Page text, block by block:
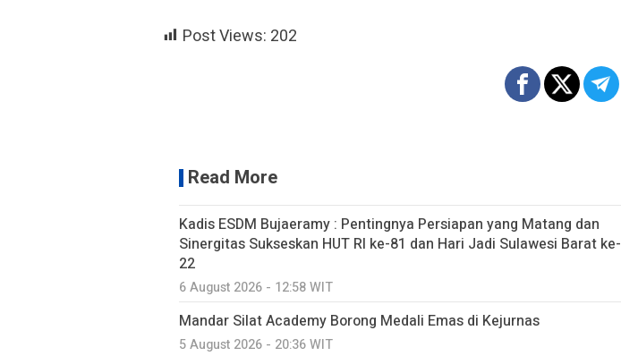
Post Views: 202
Read More
Kadis ESDM Bujaeramy : Pentingnya Persiapan yang Matang dan
Sinergitas Sukseskan HUT RI ke-81 dan Hari Jadi Sulawesi Barat ke-
22
6 August 2026 - 12:58 WIT
Mandar Silat Academy Borong Medali Emas di Kejurnas
5 August 2026 - 20:36 WIT